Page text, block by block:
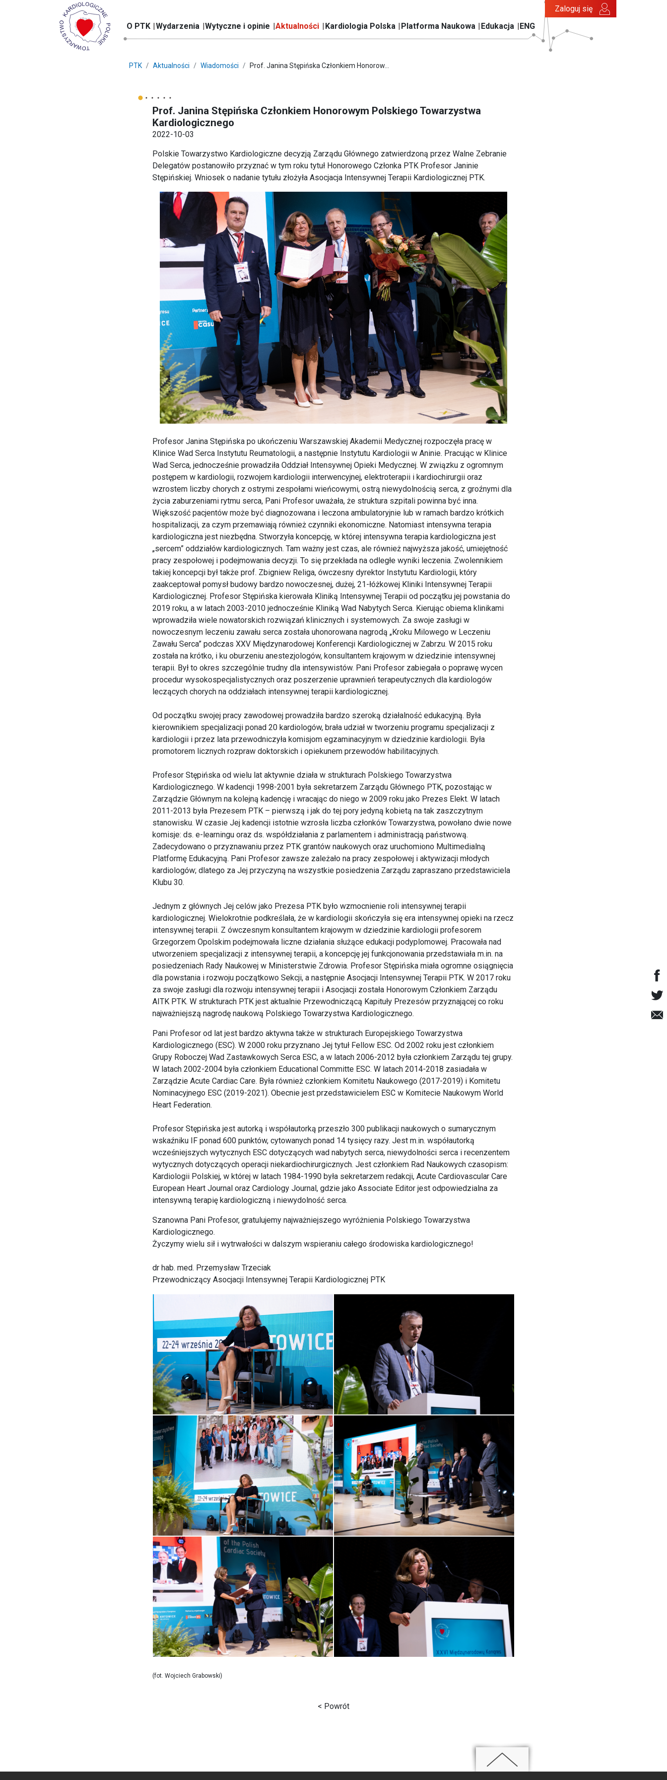
O PTK Wydarzenia Wytyczne i opinie Aktualności Kardiologia Polska Platforma Naukowa Edukacja ENG
Zaloguj się
PTK Aktualności Wiadomości Prof. Janina Stępińska Członkiem Honorow...
Prof. Janina Stępińska Członkiem Honorowym Polskiego Towarzystwa
Kardiologicznego
2022-10-03
Polskie Towarzystwo Kardiologiczne decyzją Zarządu Głównego zatwierdzoną przez Walne Zebranie
Delegatów postanowiło przyznać w tym roku tytuł Honorowego Członka PTK Profesor Janinie
Stępińskiej. Wniosek o nadanie tytułu złożyła Asocjacja Intensywnej Terapii Kardiologicznej PTK.
Profesor Janina Stępińska po ukończeniu Warszawskiej Akademii Medycznej rozpoczęła pracę w
Klinice Wad Serca Instytutu Reumatologii, a następnie Instytutu Kardiologii w Aninie. Pracując w Klinice
Wad Serca, jednocześnie prowadziła Oddział Intensywnej Opieki Medycznej. W związku z ogromnym
postępem w kardiologii, rozwojem kardiologii interwencyjnej, elektroterapii i kardiochirurgii oraz
wzrostem liczby chorych z ostrymi zespołami wieńcowymi, ostrą niewydolnością serca, z groźnymi dla
życia zaburzeniami rytmu serca, Pani Profesor uważała, że struktura szpitali powinna być inna.
Większość pacjentów może być diagnozowana i leczona ambulatoryjnie lub w ramach bardzo krótkich
hospitalizacji, za czym przemawiają również czynniki ekonomiczne. Natomiast intensywna terapia
kardiologiczna jest niezbędna. Stworzyła koncepcję, w której intensywna terapia kardiologiczna jest
„sercem” oddziałów kardiologicznych. Tam ważny jest czas, ale również najwyższa jakość, umiejętność
pracy zespołowej i podejmowania decyzji. To się przekłada na odległe wyniki leczenia. Zwolennikiem
takiej koncepcji był także prof. Zbigniew Religa, ówczesny dyrektor Instytutu Kardiologii, który
zaakceptował pomysł budowy bardzo nowoczesnej, dużej, 21-łóżkowej Kliniki Intensywnej Terapii
Kardiologicznej. Profesor Stępińska kierowała Kliniką Intensywnej Terapii od początku jej powstania do
2019 roku, a w latach 2003-2010 jednocześnie Kliniką Wad Nabytych Serca. Kierując obiema klinikami
wprowadziła wiele nowatorskich rozwiązań klinicznych i systemowych. Za swoje zasługi w
nowoczesnym leczeniu zawału serca została uhonorowana nagrodą „Kroku Milowego w Leczeniu
Zawału Serca” podczas XXV Międzynarodowej Konferencji Kardiologicznej w Zabrzu. W 2015 roku
została na krótko, i ku oburzeniu anestezjologów, konsultantem krajowym w dziedzinie intensywnej
terapii. Był to okres szczególnie trudny dla intensywistów. Pani Profesor zabiegała o poprawę wycen
procedur wysokospecjalistycznych oraz poszerzenie uprawnień terapeutycznych dla kardiologów
leczących chorych na oddziałach intensywnej terapii kardiologicznej.
Od początku swojej pracy zawodowej prowadziła bardzo szeroką działalność edukacyjną. Była
kierownikiem specjalizacji ponad 20 kardiologów, brała udział w tworzeniu programu specjalizacji z
kardiologii i przez lata przewodniczyła komisjom egzaminacyjnym w dziedzinie kardiologii. Była
promotorem licznych rozpraw doktorskich i opiekunem przewodów habilitacyjnych.
Profesor Stępińska od wielu lat aktywnie działa w strukturach Polskiego Towarzystwa
Kardiologicznego. W kadencji 1998-2001 była sekretarzem Zarządu Głównego PTK, pozostając w
Zarządzie Głównym na kolejną kadencję i wracając do niego w 2009 roku jako Prezes Elekt. W latach
2011-2013 była Prezesem PTK – pierwszą i jak do tej pory jedyną kobietą na tak zaszczytnym
stanowisku. W czasie Jej kadencji istotnie wzrosła liczba członków Towarzystwa, powołano dwie nowe
komisje: ds. e-learningu oraz ds. współdziałania z parlamentem i administracją państwową.
Zadecydowano o przyznawaniu przez PTK grantów naukowych oraz uruchomiono Multimedialną
Platformę Edukacyjną. Pani Profesor zawsze zależało na pracy zespołowej i aktywizacji młodych
kardiologów; dlatego za Jej przyczyną na wszystkie posiedzenia Zarządu zapraszano przedstawiciela
Klubu 30.
Jednym z głównych Jej celów jako Prezesa PTK było wzmocnienie roli intensywnej terapii
kardiologicznej. Wielokrotnie podkreślała, że w kardiologii skończyła się era intensywnej opieki na rzecz
intensywnej terapii. Z ówczesnym konsultantem krajowym w dziedzinie kardiologii profesorem
Grzegorzem Opolskim podejmowała liczne działania służące edukacji podyplomowej. Pracowała nad
utworzeniem specjalizacji z intensywnej terapii, a koncepcję jej funkcjonowania przedstawiała m.in. na
posiedzeniach Rady Naukowej w Ministerstwie Zdrowia. Profesor Stępińska miała ogromne osiągnięcia
dla powstania i rozwoju początkowo Sekcji, a następnie Asocjacji Intensywnej Terapii PTK. W 2017 roku
za swoje zasługi dla rozwoju intensywnej terapii i Asocjacji została Honorowym Członkiem Zarządu
AITK PTK. W strukturach PTK jest aktualnie Przewodniczącą Kapituły Prezesów przyznającej co roku
najważniejszą nagrodę naukową Polskiego Towarzystwa Kardiologicznego.
Pani Profesor od lat jest bardzo aktywna także w strukturach Europejskiego Towarzystwa
Kardiologicznego (ESC). W 2000 roku przyznano Jej tytuł Fellow ESC. Od 2002 roku jest członkiem
Grupy Roboczej Wad Zastawkowych Serca ESC, a w latach 2006-2012 była członkiem Zarządu tej grupy.
W latach 2002-2004 była członkiem Educational Committe ESC. W latach 2014-2018 zasiadała w
Zarządzie Acute Cardiac Care. Była również członkiem Komitetu Naukowego (2017-2019) i Komitetu
Nominacyjnego ESC (2019-2021). Obecnie jest przedstawicielem ESC w Komitecie Naukowym World
Heart Federation.
Profesor Stępińska jest autorką i współautorką przeszło 300 publikacji naukowych o sumarycznym
wskaźniku IF ponad 600 punktów, cytowanych ponad 14 tysięcy razy. Jest m.in. współautorką
wcześniejszych wytycznych ESC dotyczących wad nabytych serca, niewydolności serca i recenzentem
wytycznych dotyczących operacji niekardiochirurgicznych. Jest członkiem Rad Naukowych czasopism:
Kardiologii Polskiej, w której w latach 1984-1990 była sekretarzem redakcji, Acute Cardiovascular Care
European Heart Journal oraz Cardiology Journal, gdzie jako Associate Editor jest odpowiedzialna za
intensywną terapię kardiologiczną i niewydolność serca.
Szanowna Pani Profesor, gratulujemy najważniejszego wyróżnienia Polskiego Towarzystwa
Kardiologicznego.
Życzymy wielu sił i wytrwałości w dalszym wspieraniu całego środowiska kardiologicznego!
dr hab. med. Przemysław Trzeciak
Przewodniczący Asocjacji Intensywnej Terapii Kardiologicznej PTK
(fot. Wojciech Grabowski)
< Powrót